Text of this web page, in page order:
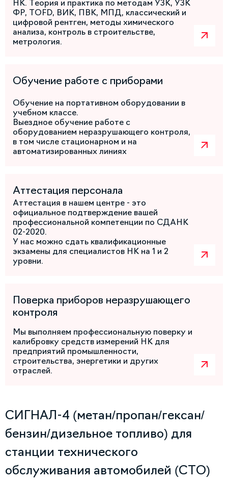
НК. Теория и практика по методам УЗК, УЗК
ФР, TOFD, ВИК, ПВК, МПД, классический и
цифровой рентген, методы химического
анализа, контроль в строительстве,
метрология.
Обучение работе с приборами
Обучение на портативном оборудовании в
учебном классе.
Выездное обучение работе с
оборудованием неразрушающего контроля,
в том числе стационарном и на
автоматизированных линиях
Аттестация персонала
Аттестация в нашем центре - это
официальное подтверждение вашей
профессиональной компетенции по СДАНК
02-2020.
У нас можно сдать квалификационные
экзамены для специалистов НК на 1 и 2
уровни.
Поверка приборов неразрушающего
контроля
Мы выполняем профессиональную поверку и
калибровку средств измерений НК для
предприятий промышленности,
строительства, энергетики и других
отраслей.
СИГНАЛ-4 (метан/пропан/гексан/
бензин/дизельное топливо) для
станции технического
обслуживания автомобилей (СТО)